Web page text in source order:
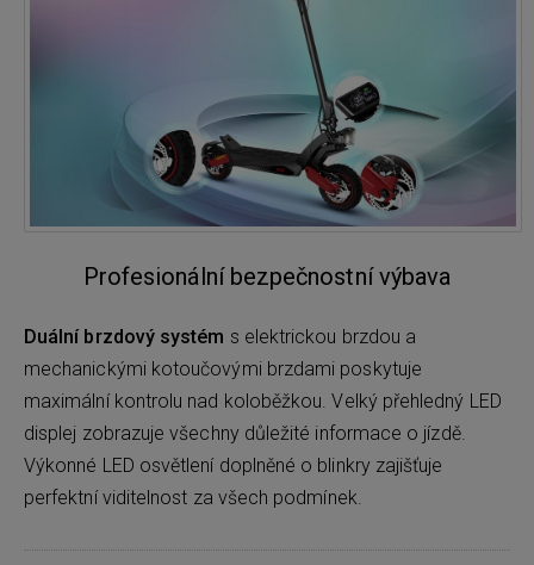
Profesionální bezpečnostní výbava
Duální brzdový systém s elektrickou brzdou a
mechanickými kotoučovými brzdami poskytuje
maximální kontrolu nad koloběžkou. Velký přehledný LED
displej zobrazuje všechny důležité informace o jízdě.
Výkonné LED osvětlení doplněné o blinkry zajišťuje
perfektní viditelnost za všech podmínek.